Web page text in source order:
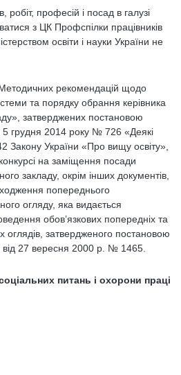
робіт, професій і посад в галузі
з ЦК Профспілки працівників
освіти і науки України не
рекомендацій щодо
та порядку обрання керівника
затверджених постановою
5 грудня 2014 року № 726 «Деякі
Закону України «Про вищу освіту»,
на заміщення посади
закладу, окрім інших документів,
попереднього
огляду, яка видається
обов’язкових попередніх та
оглядів, затвердженого постановою
від 27 вересня 2000 р. № 1465.
питань і охорони праці